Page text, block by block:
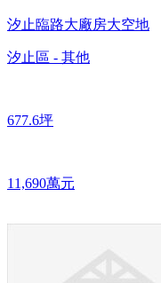
汐止臨路大廠房大空地
汐止區 - 其他
677.6坪
11,690萬元